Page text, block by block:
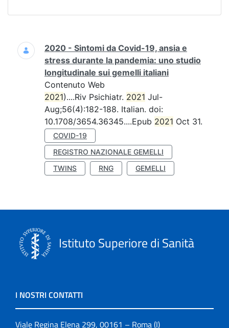
Ricerca
2020 - Sintomi da Covid-19, ansia e
stress durante la pandemia: uno studio
longitudinale sui gemelli italiani
Contenuto Web
2021)....Riv Psichiatr. 2021 Jul-
Aug;56(4):182-188. Italian. doi:
10.1708/3654.36345....Epub 2021 Oct 31.
COVID-19
REGISTRO NAZIONALE GEMELLI
TWINS
RNG GEMELLI
Istituto Superiore di Sanità
I NOSTRI CONTATTI
Viale Regina Elena 299, 00161 – Roma (I)